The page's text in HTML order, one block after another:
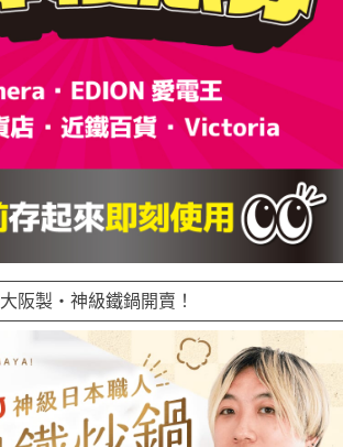
大阪製・神級鐵鍋開賣！